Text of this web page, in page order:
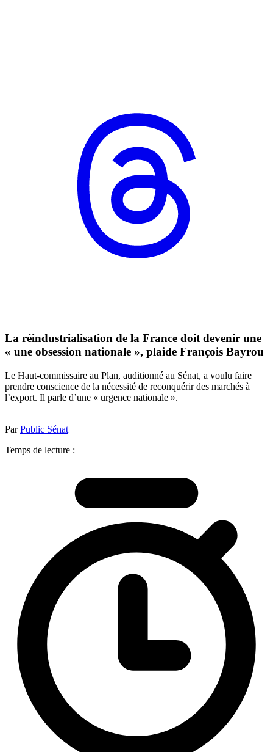
La réindustrialisation de la France doit devenir une
« une obsession nationale », plaide François Bayrou
Le Haut-commissaire au Plan, auditionné au Sénat, a voulu faire
prendre conscience de la nécessité de reconquérir des marchés à
l’export. Il parle d’une « urgence nationale ».
ParPublic Sénat
Temps de lecture :